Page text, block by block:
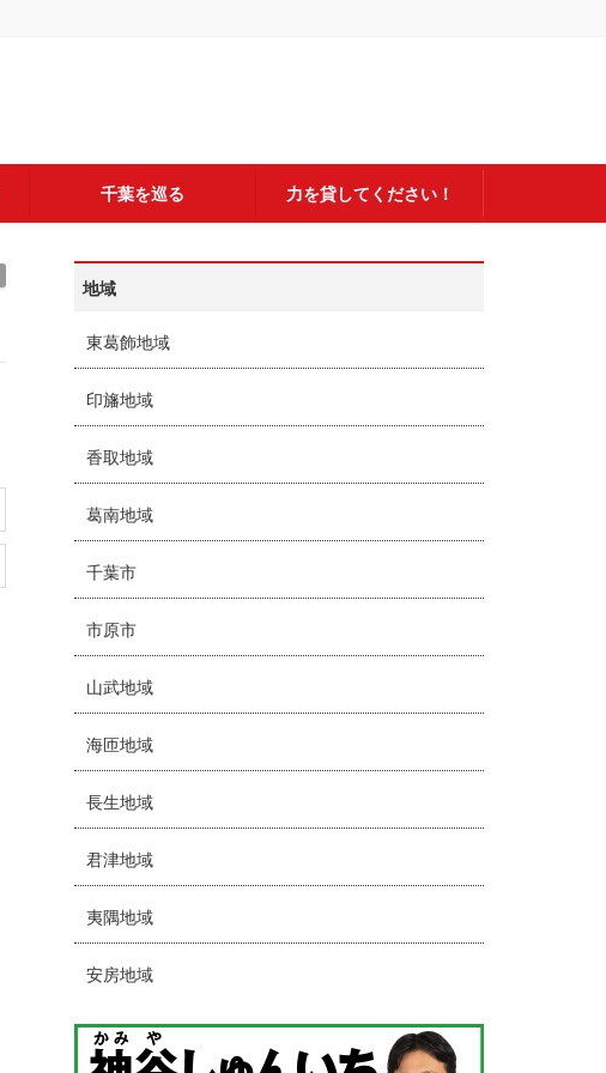
千葉を巡る 力を貸してください！
地域
東葛飾地域
印旛地域
香取地域
葛南地域
千葉市
市原市
山武地域
海匝地域
長生地域
君津地域
夷隅地域
安房地域